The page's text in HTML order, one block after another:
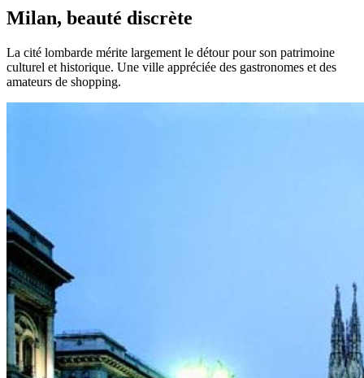
Milan, beauté discrète
La cité lombarde mérite largement le détour pour son patrimoine
culturel et historique. Une ville appréciée des gastronomes et des
amateurs de shopping.